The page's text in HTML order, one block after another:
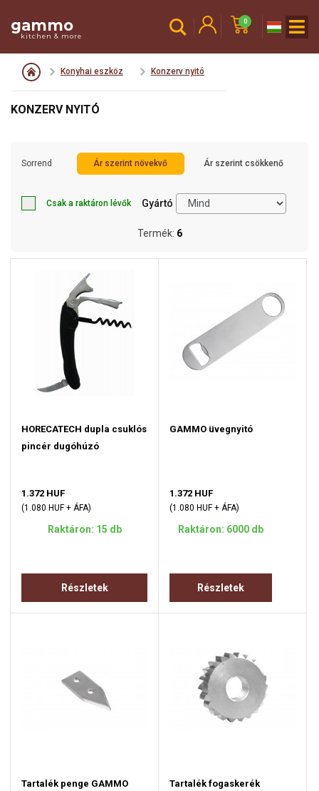
gammo
kitchen & more
0
Konyhai eszköz Konzerv nyitó
KONZERV NYITÓ
Sorrend Ár szerint növekvő Ár szerint csökkenő
Csak a raktáron lévők Gyártó
Termék: 6
HORECATECH dupla csuklós
pincér dugóhúzó
1.372 HUF
(1.080 HUF + ÁFA)
Raktáron: 15 db
Részletek
GAMMO üvegnyitó
1.372 HUF
(1.080 HUF + ÁFA)
Raktáron: 6000 db
Részletek
Tartalék penge GAMMO
Tartalék fogaskerék